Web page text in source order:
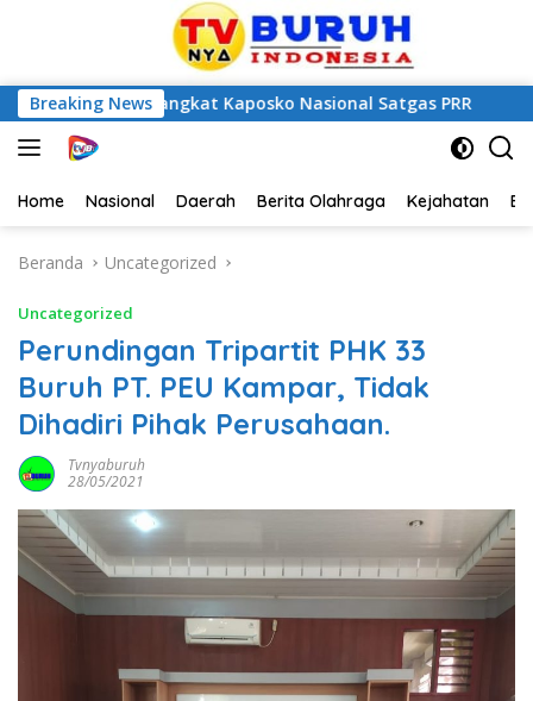
Breaking News
Langkat Kaposko Nasional Satgas PRR FSP
Home Nasional Daerah Berita Olahraga Kejahatan
Beranda Uncategorized
Uncategorized
Perundingan Tripartit PHK 33
Buruh PT. PEU Kampar, Tidak
Dihadiri Pihak Perusahaan.
Tvnyaburuh
28/05/2021